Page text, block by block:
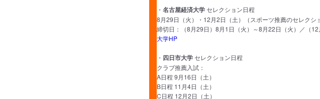
・ 名古屋経済大学 セレクション日程
8月29日（火）・12月2日（土）（スポーツ推薦のセレクシ
締切日：（8月29日）8月1日（火）～8月22日（火）／（
大学HP
・ 四日市大学 セレクション日程
クラブ推薦入試：
A日程 9月16日（土）
B日程 11月4日（土）
C日程 12月2日（土）